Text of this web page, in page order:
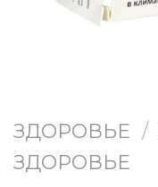
ЗДОРОВЬЕ /
ЗДОРОВЬЕ